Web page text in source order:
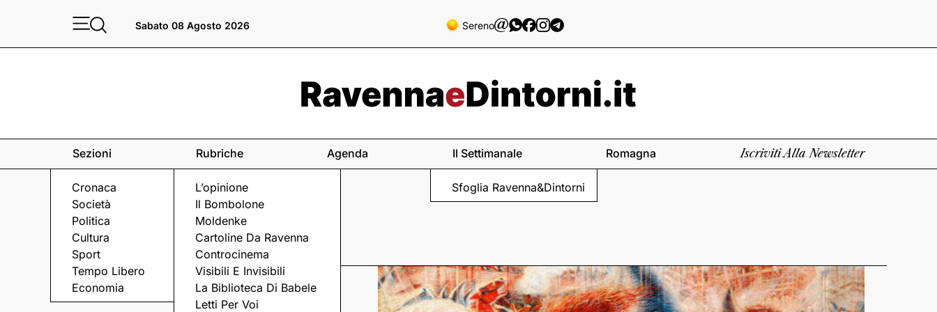
Sabato 08 Agosto 2026 Sereno
Sezioni
Cronaca
Società
Politica
Cultura
Sport
Tempo Libero
Economia
Rubriche
L’opinione
Il Bombolone
Moldenke
Cartoline Da Ravenna
Controcinema
Visibili E Invisibili
La Biblioteca Di Babele
Letti Per Voi
Agenda Il Settimanale
Sfoglia Ravenna&Dintorni
Romagna Iscriviti Alla Newsletter
RAVENNA FESTIVAL